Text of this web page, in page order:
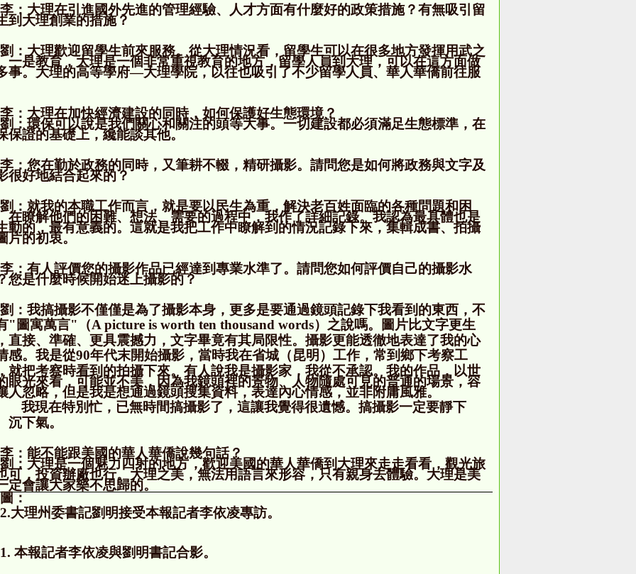
李：大理在引進國外先進的管理經驗、人才方面有什麼好的政策措施？有無吸引留
到大理創業的措施？
劉：大理歡迎留學生前來服務。從大理情況看，留學生可以在很多地方發揮用武之
一是教育，大理是一個非常重視教育的地方，留學人員到大理，可以在這方面做
事。大理的高等學府―大理學院，以往也吸引了不少留學人員、華人華僑前往服
李：大理在加快經濟建設的同時，如何保護好生態環境？
劉：環保可以說是我們關心和關注的頭等大事。一切建設都必須滿足生態標準，在
保證的基礎上，纔能談其他。
李：您在勤於政務的同時，又筆耕不輟，精研攝影。請問您是如何將政務與文字及
很好地結合起來的？
劉：就我的本職工作而言，就是要以民生為重，解決老百姓面臨的各種問題和困
在瞭解他們的困難、想法、需要的過程中，我作了詳細記錄。我認為最具體也是
動的，最有意義的。這就是我把工作中瞭解到的情況記錄下來，集輯成書、拍攝
片的初衷。
李：有人評價您的攝影作品已經達到專業水準了。請問您如何評價自己的攝影水
您是什麼時候開始迷上攝影的？
劉：我搞攝影不僅僅是為了攝影本身，更多是要通過鏡頭記錄下我看到的東西，不
" 圖寓萬言" （A picture is worth ten thousand words）之說嗎。圖片比文字更生
直接、準確、更具震撼力，文字畢竟有其局限性。攝影更能透徹地表達了我的心
感。我是從90年代末開始攝影，當時我在省城（昆明）工作，常到鄉下考察工
就把考察時看到的拍攝下來。有人說我是攝影家，我從不承認。我的作品，以世
眼光來看，可能並不美，因為我鏡頭裡的景物、人物隨處可見的普通的場景，容
人忽略，但是我是想通過鏡頭搜集資料，表達內心情感，並非附庸風雅。
我現在特別忙，已無時間搞攝影了，這讓我覺得很遺憾。搞攝影一定要靜下
沉下氣。
李：能不能跟美國的華人華僑說幾句話？
劉：大理是一個魅力四射的地方，歡迎美國的華人華僑到大理來走走看看，觀光旅
可，投資辦廠也行。大理之美，無法用語言來形容，只有親身去體驗。大理是美
定會讓大家樂不思歸的。
圖：
2.大理州委書記劉明接受本報記者李依凌專訪。
1. 本報記者李依凌與劉明書記合影。